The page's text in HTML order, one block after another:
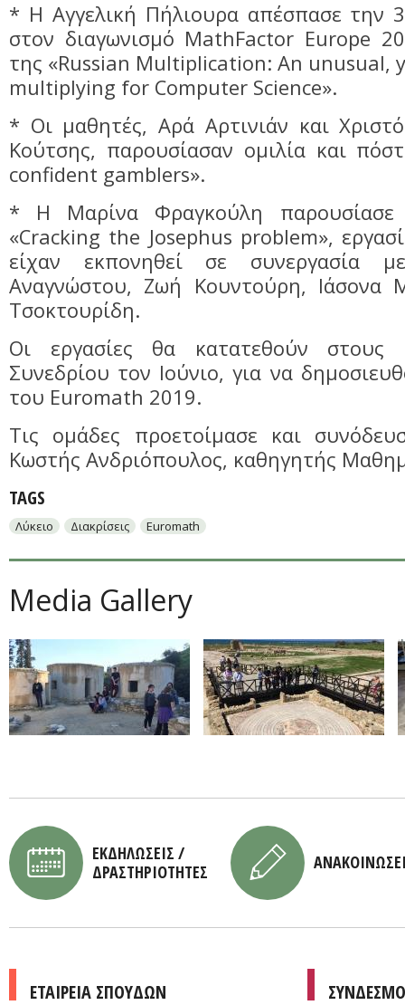
* Η Αγγελική Πήλιουρα απέσπασε την
στον διαγωνισμό MathFactor Europe
της «Russian Multiplication: An unusual,
multiplying for Computer Science».
* Οι μαθητές, Αρά Αρτινιάν και
Κούτσης, παρουσίασαν ομιλία και
confident gamblers».
* Η Μαρίνα Φραγκούλη παρουσίασε
«Cracking the Josephus problem»,
είχαν εκπονηθεί σε συνεργασία
Αναγνώστου, Ζωή Κουντούρη, Ιάσονα
Τσοκτουρίδη.
Οι εργασίες θα κατατεθούν στους
Συνεδρίου τον Ιούνιο, για να
του Euromath 2019.
Τις ομάδες προετοίμασε και
Κωστής Ανδριόπουλος, καθηγητής
TAGS
Λύκειο Διακρίσεις Euromath
Media Gallery
ΕΚΔΗΛΩΣΕΙΣ /
ΔΡΑΣΤΗΡΙΟΤΗΤΕΣ
ΕΤΑΙΡΕΙΑ ΣΠΟΥΔΩΝ